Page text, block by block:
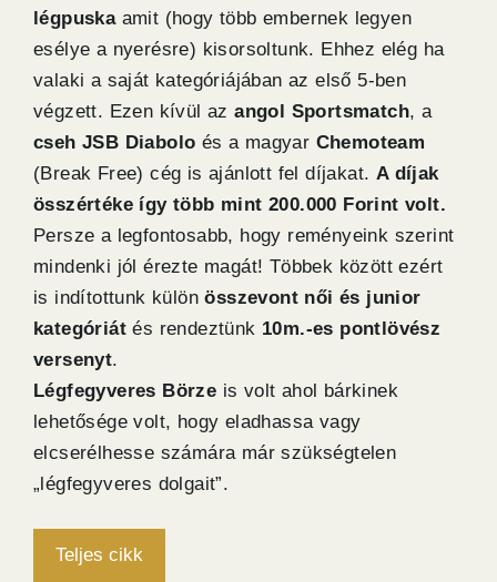
légpuskaamit (hogy több embernek legyen
esélye a nyerésre) kisorsoltunk. Ehhez elég ha
valaki a saját kategóriájában az első 5-ben
végzett. Ezen kívül azangol Sportsmatch, a
cseh JSB Diabolo és a magyar Chemoteam
(Break Free) cég is ajánlott fel díjakat. A díjak
összértéke így több mint 200.000 Forint volt.
Persze a legfontosabb, hogy reményeink szerint
mindenki jól érezte magát! Többek között ezért
is indítottunk különösszevont női és junior
kategóriát és rendeztünk 10m.-es pontlövész
versenyt.
Légfegyveres Börze is volt ahol bárkinek
lehetősége volt, hogy eladhassa vagy
elcserélhesse számára már szükségtelen
„légfegyveres dolgait”.
Teljes cikk